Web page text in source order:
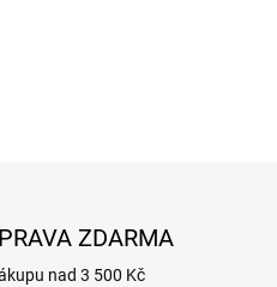
ZDARMA
nad 3 500 Kč